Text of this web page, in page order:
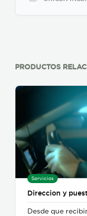
conectar al
pensar en el
PRODUCTOS
Servicios
Direccion y
Desde que